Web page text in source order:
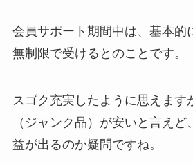
会員サポート期間中は、基本的
無制限で受けるとのことです。
スゴク充実したように思えます
（ジャンク品）が安いと言えど
益が出るのか疑問ですね。